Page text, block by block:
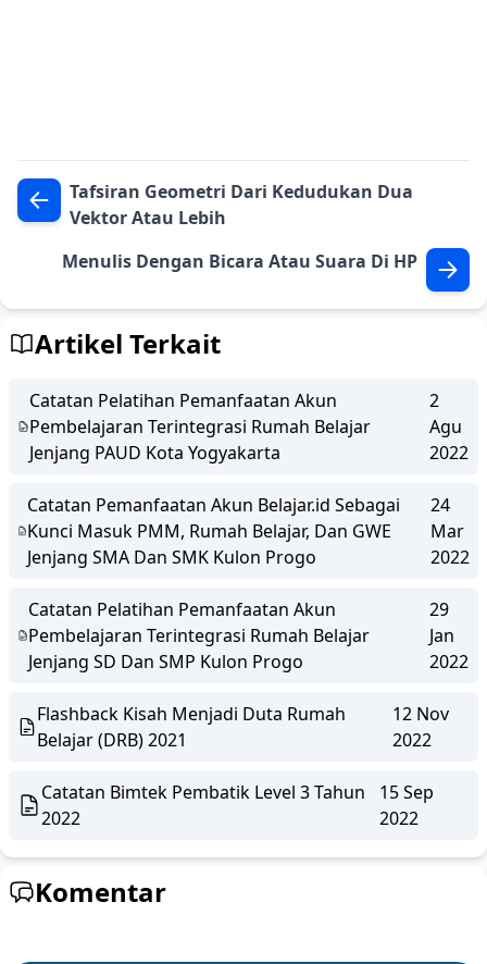
Tafsiran Geometri Dari Kedudukan Dua
Vektor Atau Lebih
Menulis Dengan Bicara Atau Suara Di HP
Artikel Terkait
Catatan Pelatihan Pemanfaatan Akun
Pembelajaran Terintegrasi Rumah Belajar
Jenjang PAUD Kota Yogyakarta
2
Agu
2022
Catatan Pemanfaatan Akun Belajar.id Sebagai
Kunci Masuk PMM, Rumah Belajar, Dan GWE
Jenjang SMA Dan SMK Kulon Progo
24
Mar
2022
Catatan Pelatihan Pemanfaatan Akun
Pembelajaran Terintegrasi Rumah Belajar
Jenjang SD Dan SMP Kulon Progo
29
Jan
2022
Flashback Kisah Menjadi Duta Rumah
Belajar (DRB) 2021
12 Nov
2022
Catatan Bimtek Pembatik Level 3 Tahun
2022
15 Sep
2022
Komentar